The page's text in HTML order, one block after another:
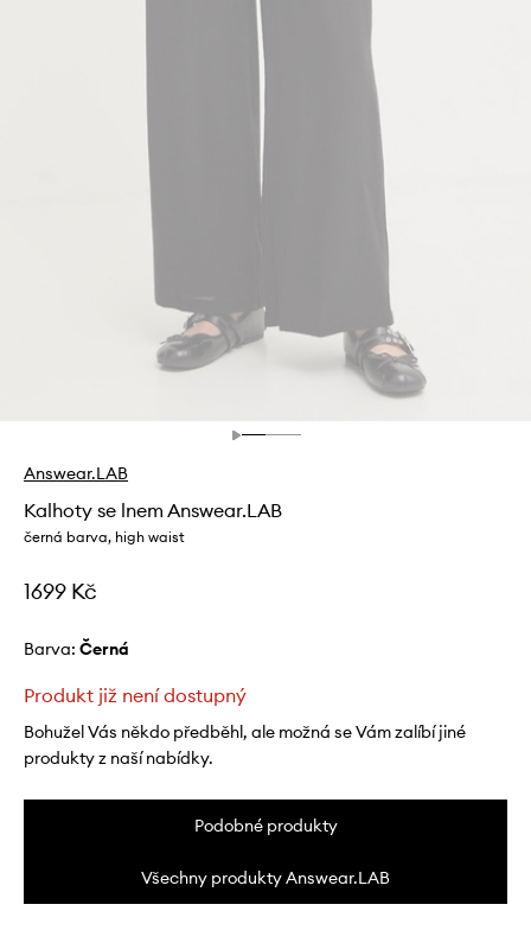
Answear.LAB
Kalhoty se lnem Answear.LAB
černá barva, high waist
1699 Kč
Barva: černá
Produkt již není dostupný
Bohužel Vás někdo předběhl, ale možná se Vám zalíbí jiné
produkty z naší nabídky.
Podobné produkty
Všechny produkty Answear.LAB